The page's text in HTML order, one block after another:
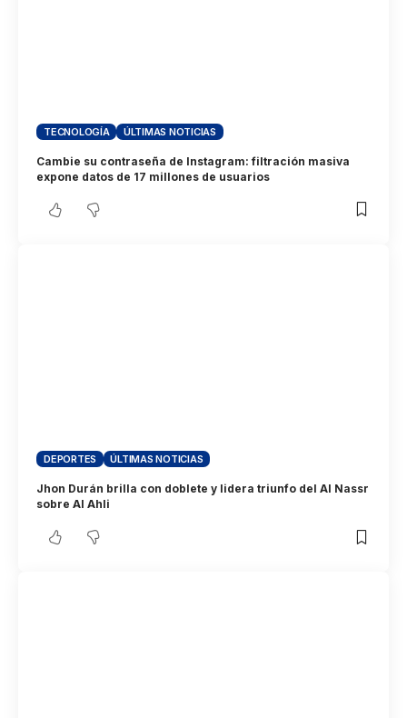
TECNOLOGÍA ÚLTIMAS NOTICIAS
Cambie su contraseña de Instagram: filtración masiva
expone datos de 17 millones de usuarios
DEPORTES ÚLTIMAS NOTICIAS
Jhon Durán brilla con doblete y lidera triunfo del Al Nassr
sobre Al Ahli